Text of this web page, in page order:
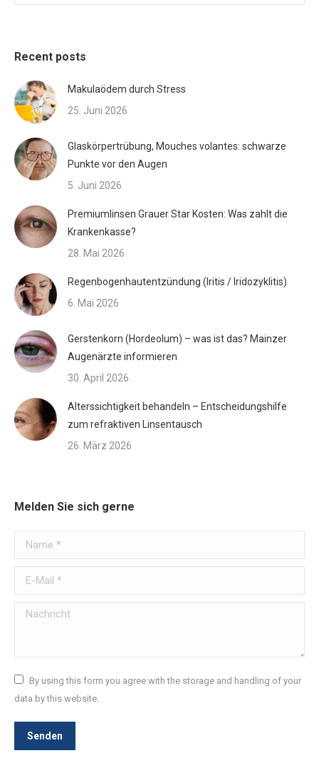
Recent posts
Makulaödem durch Stress
25. Juni 2026
Glaskörpertrübung, Mouches volantes: schwarze
Punkte vor den Augen
5. Juni 2026
Premiumlinsen Grauer Star Kosten: Was zahlt die
Krankenkasse?
28. Mai 2026
Regenbogenhautentzündung (Iritis / Iridozyklitis)
6. Mai 2026
Gerstenkorn (Hordeolum) – was ist das? Mainzer
Augenärzte informieren
30. April 2026
Alterssichtigkeit behandeln – Entscheidungshilfe
zum refraktiven Linsentausch
26. März 2026
Melden Sie sich gerne
Name *
E-Mail *
Nachricht
By using this form you agree with the storage and handling of your
data by this website.
Senden